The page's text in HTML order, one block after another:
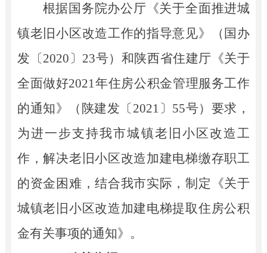
根据国务院办公厅《关于全面推进城
镇老旧小区改造工作的指导意见》（国办
发〔2020〕23号）和陕西省住建厅《关于
全面做好2021年住房公积金管理服务工作
的通知》（陕建发〔2021〕55号）要求，
为进一步支持我市城镇老旧小区改造工
作，解决老旧小区改造加建电梯缴存职工
的资金困难，结合我市实际，制定《关于
城镇老旧小区改造加建电梯提取住房公积
金有关事项的通知》。